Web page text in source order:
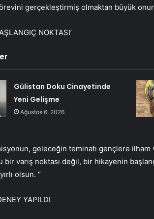
gerçekleştirmiş olmaktan büyük
NOKTASI’
Gülistan Doku Cinayetinde
Yeni Gelişme
Ağustos 6, 2026
geleceğin teminatı gençlere ilham
bir varış noktası değil, bir hikayenin
olsun. “
YAPILDI